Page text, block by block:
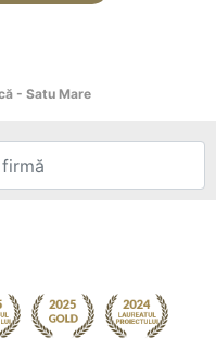
- Satu Mare